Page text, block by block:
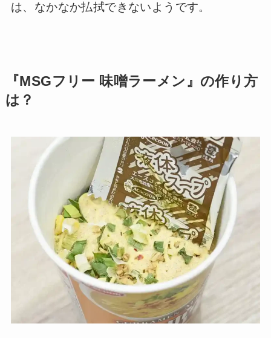
は、なかなか払拭できないようです。
『MSGフリー 味噌ラーメン』の作り方
は？